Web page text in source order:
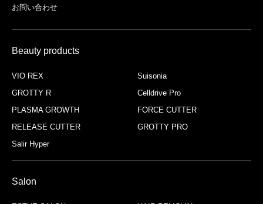
お問い合わせ
Beauty products
VIO REX
Suisonia
GROTTY R
Celldrive Pro
PLASMA GROWTH
FORCE CUTTER
RELEASE CUTTER
GROTTY PRO
Salir Hyper
Salon